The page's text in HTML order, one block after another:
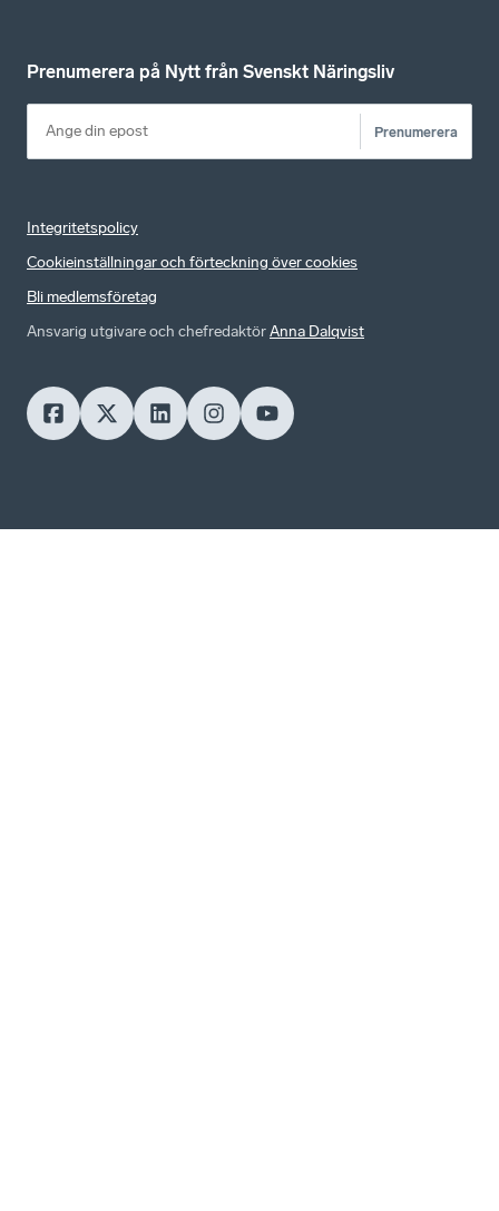
Prenumerera på Nytt från Svenskt Näringsliv
Prenumerera
Integritetspolicy
Cookieinställningar och förteckning över cookies
Bli medlemsföretag
Ansvarig utgivare och chefredaktörAnna Dalqvist